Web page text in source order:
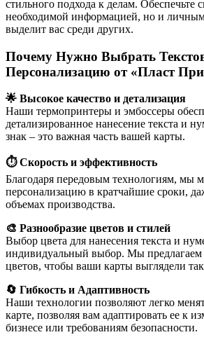
стильного подхода к делам. Обеспечьте
необходимой информацией, но и
выделит вас среди других.
Почему Нужно Выбрать
Персонализацию от «Пласт
🌟 Высокое качество и детализация
Наши термопринтеры и эмбоссеры
детализированное нанесение текста и
знак – это важная часть вашей карты.
⏱ Скорость и эффективность
Благодаря передовым технологиям, мы
персонализацию в кратчайшие сроки,
объемах производства.
🎨 Разнообразие цветов и стилей
Выбор цвета для нанесения текста и
индивидуальный выбор. Мы
цветов, чтобы ваши карты выглядели
🔄 Гибкость и Адаптивность
Наши технологии позволяют легко
карте, позволяя вам адаптировать ее к
бизнесе или требованиям безопасности.